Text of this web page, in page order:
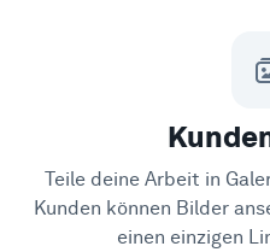
Teile deine Arbeit in
Kunden können Bilder
einen einzigen